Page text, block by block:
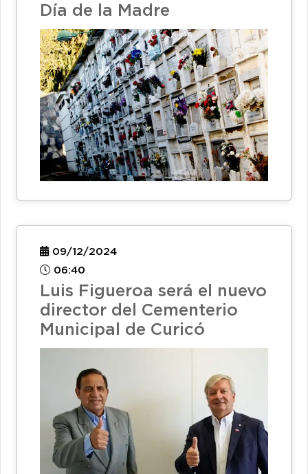
Día de la Madre
09/12/2024
06:40
Luis Figueroa será el nuevo
director del Cementerio
Municipal de Curicó